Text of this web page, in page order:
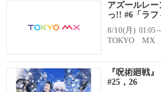
アズールレ
っ!! #6「ラフ
8/10(月) 01:05
TOKYO MX
『呪術廻戦
#25，26